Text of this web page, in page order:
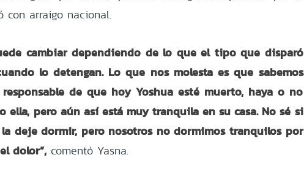
con arraigo nacional.
cambiar dependiendo de lo que el tipo que disparó
lo detengan. Lo que nos molesta es que sabemos
de que hoy Yoshua esté muerto, haya o no
ella, pero aún así está muy tranquila en su casa. No sé si
deje dormir, pero nosotros no dormimos tranquilos por
dolor”, comentó Yasna.